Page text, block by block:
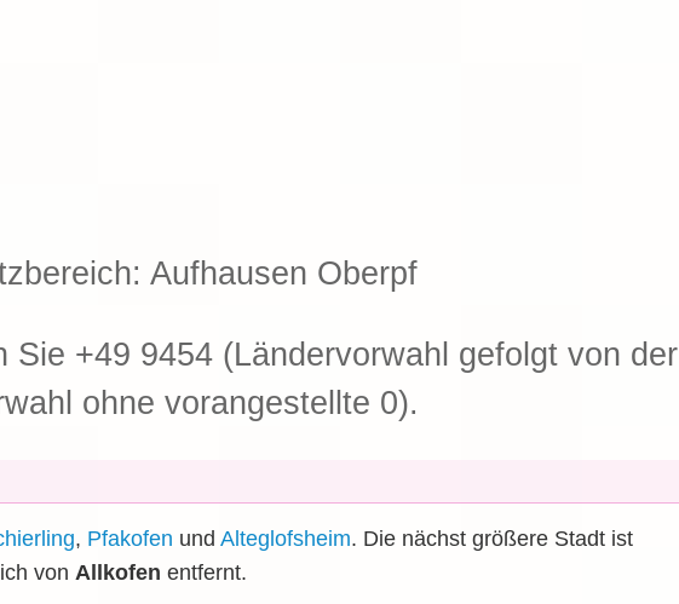
Aufhausen Oberpf
Sie +49 9454 (Ländervorwahl gefolgt von der
ohne vorangestellte 0).
, Pfakofen und Alteglofsheim. Die nächst größere Stadt ist
von Allkofen entfernt.